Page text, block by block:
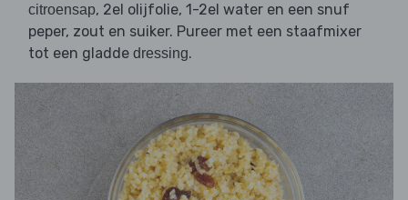
citroensap, 2el olijfolie, 1-2el water en een snuf
peper, zout en suiker. Pureer met een staafmixer
tot een gladde dressing.